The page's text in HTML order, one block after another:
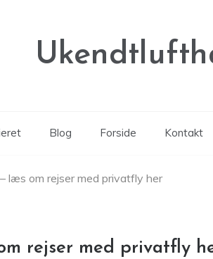
Blog Forside Kontakt
læs om rejser med privatfly her
rejser med privatfly